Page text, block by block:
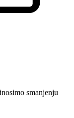
smanjenju